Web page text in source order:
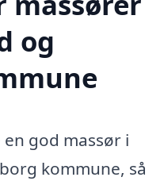
og
god massør i
kommune, så